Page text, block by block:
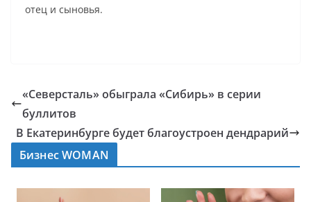
отец и сыновья.
«Северсталь» обыграла «Сибирь» в серии
буллитов
В Екатеринбурге будет благоустроен дендрарий
Бизнес WOMAN